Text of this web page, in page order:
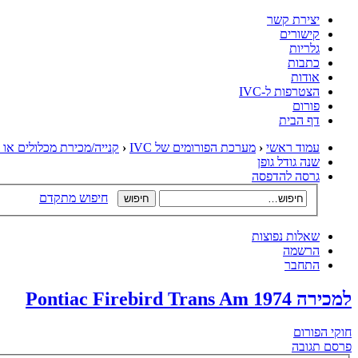
יצירת קשר
קישורים
גלריות
כתבות
אודות
הצטרפות ל-IVC
פורום
דף הבית
עמוד ראשי ‹ מערכת הפורומים של IVC ‹ קנייה/מכירת מכלולים
שנה גודל גופן
גרסה להדפסה
חיפוש מתקדם
שאלות נפוצות
הרשמה
התחבר
למכירה Pontiac Firebird Trans Am 1974
חוקי הפורום
פרסם תגובה